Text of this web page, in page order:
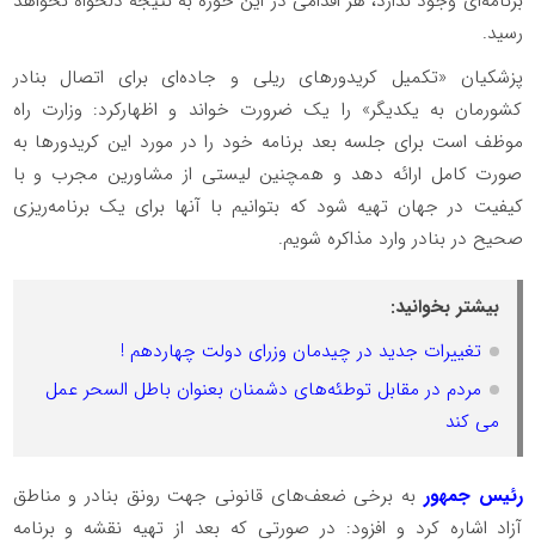
رسید.
پزشکیان «تکمیل کریدورهای ریلی و جاده‌ای برای اتصال بنادر
کشورمان به یکدیگر» را یک ضرورت خواند و اظهارکرد: وزارت راه
موظف است برای جلسه بعد برنامه خود را در مورد این کریدورها به
صورت کامل ارائه دهد و همچنین لیستی از مشاورین مجرب و با
کیفیت در جهان تهیه شود که بتوانیم با آنها برای یک برنامه‌ریزی
صحیح در بنادر وارد مذاکره شویم.
بیشتر بخوانید:
تغییرات جدید در چیدمان وزرای دولت چهاردهم !
مردم در مقابل توطئه‌های دشمنان بعنوان باطل السحر عمل
می کند
رئیس جمهور به برخی ضعف‌های قانونی جهت رونق بنادر و مناطق
آزاد اشاره کرد و افزود: در صورتی که بعد از تهیه نقشه و برنامه